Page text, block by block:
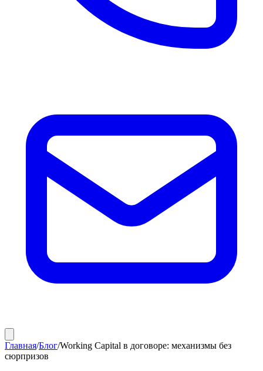
Главная/Блог/Working Capital в договоре: механизмы без
сюрпризов